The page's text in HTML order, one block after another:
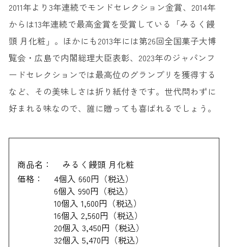
26. HAKKOレモンケーキ <P.P.HAKKO>
27. グーテ・デ・ロワ 阪神タイガースモデル <ガトーフェスタハラダ>
28. グランカルビー <グランカルビー>
29. ケーゼ・ベッケライ <クラブハリエ>
30. フィナンシェ <DROOLY>
33. 生かさね <善祥庵>
35. 春のふきよせ（花） ＜HIBIKA＞
2011年より3年連続でモンドセレクション金賞、2014年
からは13年連続で最高金賞を受賞している「みるく饅
頭 月化粧」。ほかにも2013年には第26回全国菓子大博
覧会・広島で内閣総理大臣表彰、2023年のジャパンフ
ードセレクションでは最高位のグランプリを獲得する
など、その美味しさは折り紙付きです。世代問わずに
好まれる味なので、誰に贈っても喜ばれるでしょう。
商品名：
みるく饅頭 月化粧
価格：
4個入 660円（税込）
6個入 990円（税込）
10個入 1,600円（税込）
16個入 2,560円（税込）
20個入 3,450円（税込）
32個入 5,470円（税込）